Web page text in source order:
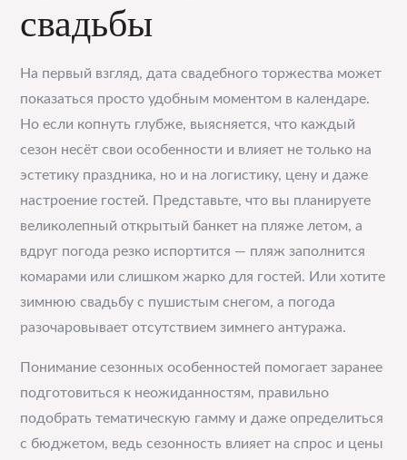
свадьбы
На первый взгляд, дата свадебного торжества может
показаться просто удобным моментом в календаре.
Но если копнуть глубже, выясняется, что каждый
сезон несёт свои особенности и влияет не только на
эстетику праздника, но и на логистику, цену и даже
настроение гостей. Представьте, что вы планируете
великолепный открытый банкет на пляже летом, а
вдруг погода резко испортится — пляж заполнится
комарами или слишком жарко для гостей. Или хотите
зимнюю свадьбу с пушистым снегом, а погода
разочаровывает отсутствием зимнего антуража.
Понимание сезонных особенностей помогает заранее
подготовиться к неожиданностям, правильно
подобрать тематическую гамму и даже определиться
с бюджетом, ведь сезонность влияет на спрос и цены